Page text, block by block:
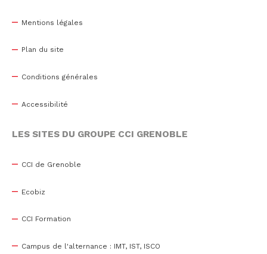
Mentions légales
Plan du site
Conditions générales
Accessibilité
LES SITES DU GROUPE CCI GRENOBLE
CCI de Grenoble
Ecobiz
CCI Formation
Campus de l'alternance : IMT, IST, ISCO